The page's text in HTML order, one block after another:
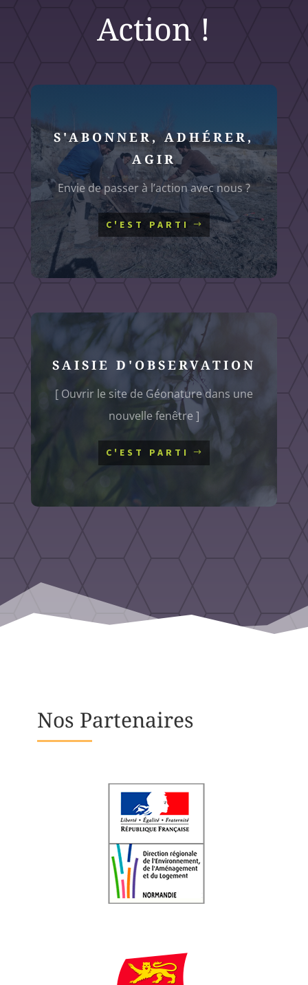
Action !
S'ABONNER, ADHÉRER,
AGIR
Envie de passer à l’action avec nous ?
C'EST PARTI
SAISIE D'OBSERVATION
[ Ouvrir le site de Géonature dans une
nouvelle fenêtre ]
C'EST PARTI
Nos Partenaires